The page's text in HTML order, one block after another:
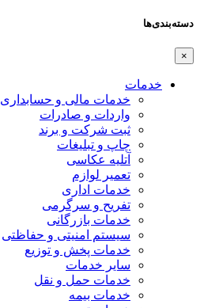
دسته‌بندی‌ها
×
خدمات
خدمات مالی و حسابداری
واردات و صادرات
ثبت شرکت و برند
چاپ و تبلیغات
آتلیه عکاسی
تعمیر لوازم
خدمات اداری
تفریح و سرگرمی
خدمات بازرگانی
سیستم امنیتی و حفاظتی
خدمات پخش و توزیع
سایر خدمات
خدمات حمل و نقل
خدمات بیمه